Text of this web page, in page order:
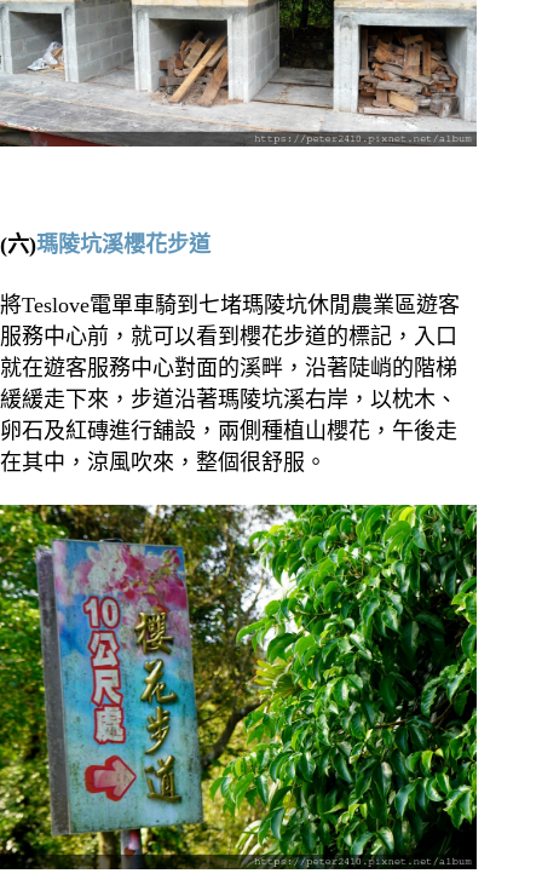
(六)瑪陵坑溪櫻花步道
將Teslove電單車騎到七堵瑪陵坑休閒農業區遊客
服務中心前，就可以看到櫻花步道的標記，入口
就在遊客服務中心對面的溪畔，沿著陡峭的階梯
緩緩走下來，步道沿著瑪陵坑溪右岸，以枕木、
卵石及紅磚進行舖設，兩側種植山櫻花，午後走
在其中，涼風吹來，整個很舒服。